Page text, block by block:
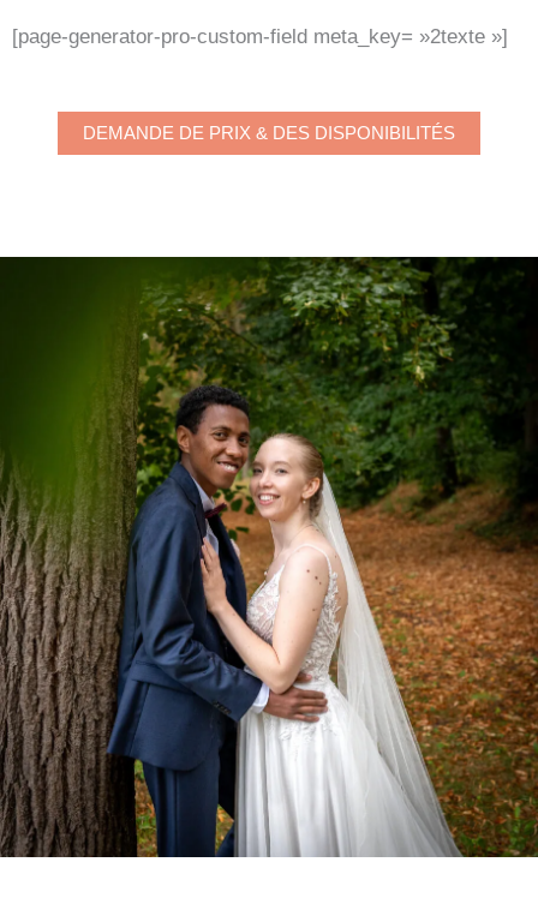
[page-generator-pro-custom-field meta_key= »2texte »]
DEMANDE DE PRIX & DES DISPONIBILITÉS